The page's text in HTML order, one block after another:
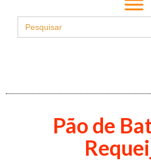
Search
for:
Pão de